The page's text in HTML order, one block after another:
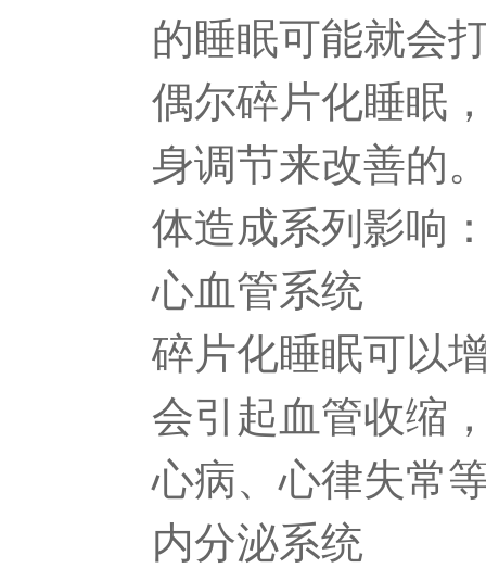
的睡眠可能就会
偶尔碎片化睡眠
身调节来改善的
体造成系列影响
心血管系统
碎片化睡眠可以
会引起血管收缩
心病、心律失常
内分泌系统